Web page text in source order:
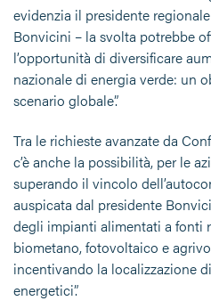
evidenzia il presidente
Bonvicini – la svolta potrebbe
l’opportunità di diversificare
nazionale di energia verde: un
scenario globale”.
Tra le richieste avanzate da
c’è anche la possibilità, per le
superando il vincolo
auspicata dal presidente
degli impianti alimentati a fonti
biometano, fotovoltaico e
incentivando la localizzazione
energetici”.